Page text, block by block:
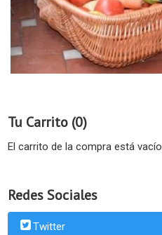
Tu Carrito (0)
El carrito de la compra está vacío
Redes Sociales
Twitter